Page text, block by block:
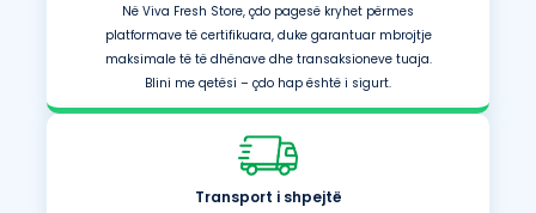
Në Viva Fresh Store, çdo pagesë kryhet përmes
platformave të certifikuara, duke garantuar mbrojtje
maksimale të të dhënave dhe transaksioneve tuaja.
Blini me qetësi – çdo hap është i sigurt.
Transport i shpejtë